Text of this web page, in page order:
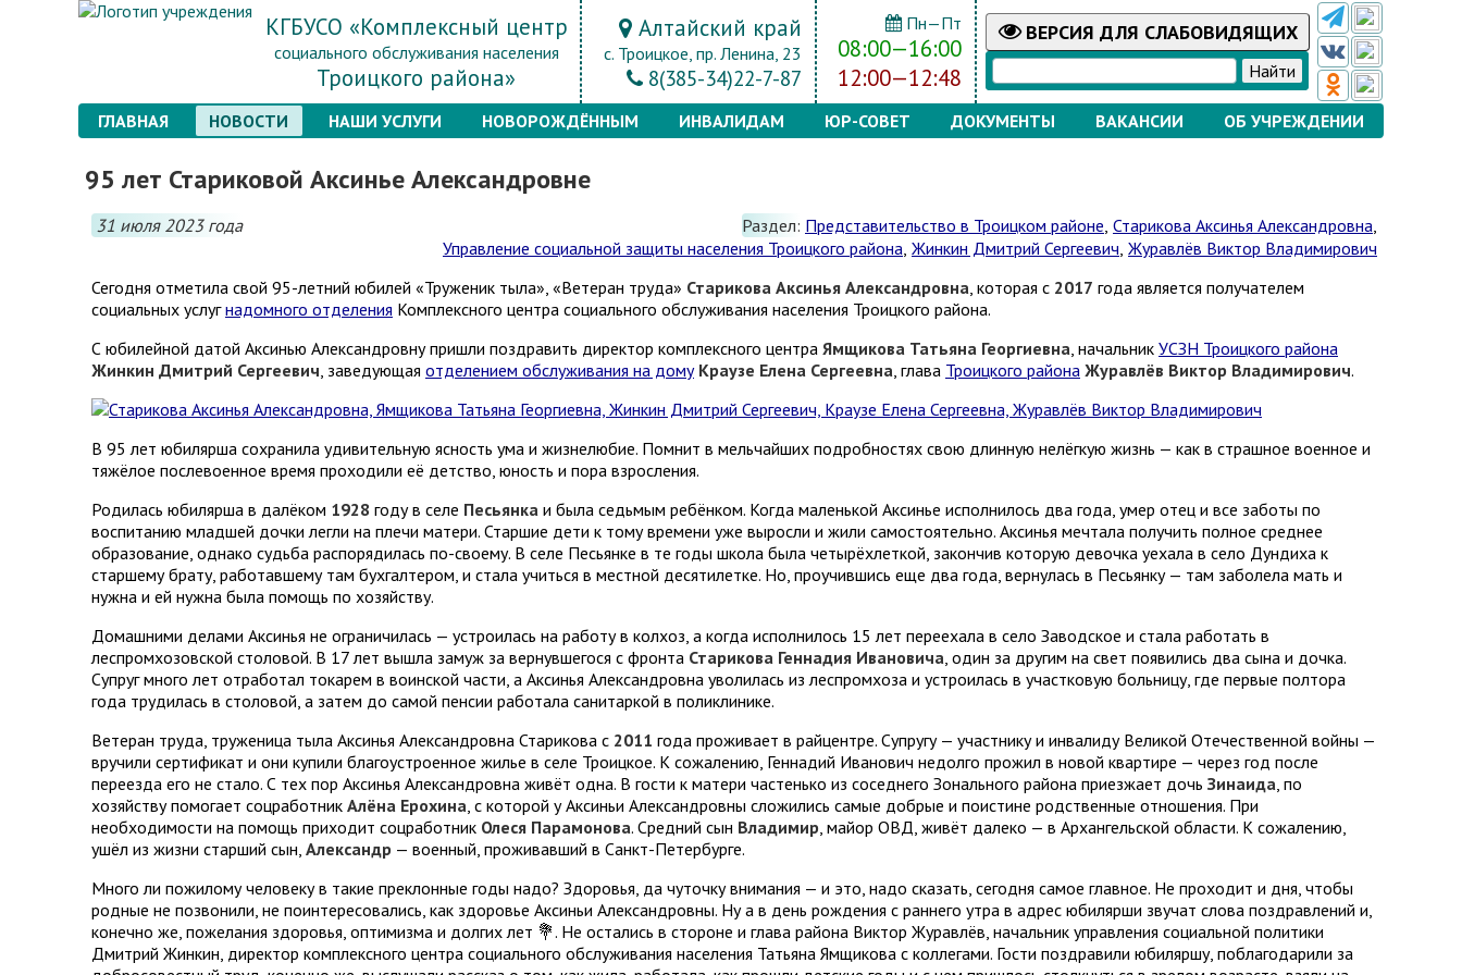
КГБУСО «Комплексный центр
социального обслуживания населения
Троицкого района»
Алтайский край
с. Троицкое, пр. Ленина, 23
8(385-34)22-7-87
Пн—Пт
08:00—16:00
12:00—12:48
ВЕРСИЯ ДЛЯ СЛАБОВИДЯЩИХ
ГЛАВНАЯ НОВОСТИ НАШИ УСЛУГИ НОВОРОЖДЁННЫМ ИНВАЛИДАМ ЮР-СОВЕТ ДОКУМЕНТЫ ВАКАНСИИ ОБ УЧРЕЖДЕНИИ
95 лет Стариковой Аксинье Александровне
31 июля 2023 года Раздел: Представительство в Троицком районе, Старикова Аксинья Александровна,
Управление социальной защиты населения Троицкого района, Жинкин Дмитрий Сергеевич, Журавлёв Виктор Владимирович
Сегодня отметила свой 95-летний юбилей «Труженик тыла», «Ветеран труда» Старикова Аксинья Александровна, которая с 2017 года является получателем
социальных услугнадомного отделения Комплексного центра социального обслуживания населения Троицкого района.
С юбилейной датой Аксинью Александровну пришли поздравить директор комплексного центра Ямщикова Татьяна Георгиевна, начальник УСЗН Троицкого района
Жинкин Дмитрий Сергеевич, заведующая отделением обслуживания на дому Краузе Елена Сергеевна, глава Троицкого района Журавлёв Виктор Владимирович.
В 95 лет юбилярша сохранила удивительную ясность ума и жизнелюбие. Помнит в мельчайших подробностях свою длинную нелёгкую жизнь — как в страшное военное и
тяжёлое послевоенное время проходили её детство, юность и пора взросления.
Родилась юбилярша в далёком 1928 году в селе Песьянка и была седьмым ребёнком. Когда маленькой Аксинье исполнилось два года, умер отец и все заботы по
воспитанию младшей дочки легли на плечи матери. Старшие дети к тому времени уже выросли и жили самостоятельно. Аксинья мечтала получить полное среднее
образование, однако судьба распорядилась по-своему. В селе Песьянке в те годы школа была четырёхлеткой, закончив которую девочка уехала в село Дундиха к
старшему брату, работавшему там бухгалтером, и стала учиться в местной десятилетке. Но, проучившись еще два года, вернулась в Песьянку — там заболела мать и
нужна и ей нужна была помощь по хозяйству.
Домашними делами Аксинья не ограничилась — устроилась на работу в колхоз, а когда исполнилось 15 лет переехала в село Заводское и стала работать в
леспромхозовской столовой. В 17 лет вышла замуж за вернувшегося с фронта Старикова Геннадия Ивановича, один за другим на свет появились два сына и дочка.
Супруг много лет отработал токарем в воинской части, а Аксинья Александровна уволилась из леспромхоза и устроилась в участковую больницу, где первые полтора
года трудилась в столовой, а затем до самой пенсии работала санитаркой в поликлинике.
Ветеран труда, труженица тыла Аксинья Александровна Старикова с 2011 года проживает в райцентре. Супругу — участнику и инвалиду Великой Отечественной войны —
вручили сертификат и они купили благоустроенное жилье в селе Троицкое. К сожалению, Геннадий Иванович недолго прожил в новой квартире — через год после
переезда его не стало. С тех пор Аксинья Александровна живёт одна. В гости к матери частенько из соседнего Зонального района приезжает дочь Зинаида, по
хозяйству помогает соцработник Алёна Ерохина, с которой у Аксиньи Александровны сложились самые добрые и поистине родственные отношения. При
необходимости на помощь приходит соцработник Олеся Парамонова. Средний сын Владимир, майор ОВД, живёт далеко — в Архангельской области. К сожалению,
ушёл из жизни старший сын, Александр — военный, проживавший в Санкт-Петербурге.
Много ли пожилому человеку в такие преклонные годы надо? Здоровья, да чуточку внимания — и это, надо сказать, сегодня самое главное. Не проходит и дня, чтобы
родные не позвонили, не поинтересовались, как здоровье Аксиньи Александровны. Ну а в день рождения с раннего утра в адрес юбилярши звучат слова поздравлений и,
конечно же, пожелания здоровья, оптимизма и долгих лет 💐. Не остались в стороне и глава района Виктор Журавлёв, начальник управления социальной политики
Дмитрий Жинкин, директор комплексного центра социального обслуживания населения Татьяна Ямщикова с коллегами. Гости поздравили юбиляршу, поблагодарили за